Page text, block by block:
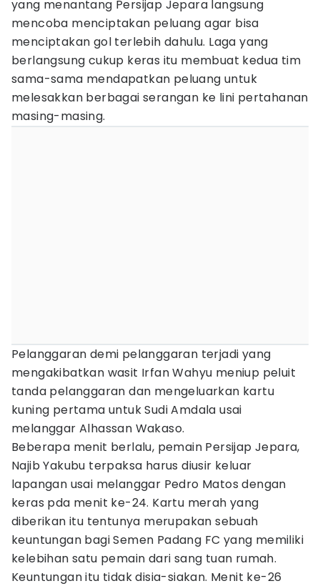
yang menantang Persijap Jepara langsung
mencoba menciptakan peluang agar bisa
menciptakan gol terlebih dahulu. Laga yang
berlangsung cukup keras itu membuat kedua tim
sama-sama mendapatkan peluang untuk
melesakkan berbagai serangan ke lini pertahanan
masing-masing.
Pelanggaran demi pelanggaran terjadi yang
mengakibatkan wasit Irfan Wahyu meniup peluit
tanda pelanggaran dan mengeluarkan kartu
kuning pertama untuk Sudi Amdala usai
melanggar Alhassan Wakaso.
Beberapa menit berlalu, pemain Persijap Jepara,
Najib Yakubu terpaksa harus diusir keluar
lapangan usai melanggar Pedro Matos dengan
keras pda menit ke-24. Kartu merah yang
diberikan itu tentunya merupakan sebuah
keuntungan bagi Semen Padang FC yang memiliki
kelebihan satu pemain dari sang tuan rumah.
Keuntungan itu tidak disia-siakan. Menit ke-26